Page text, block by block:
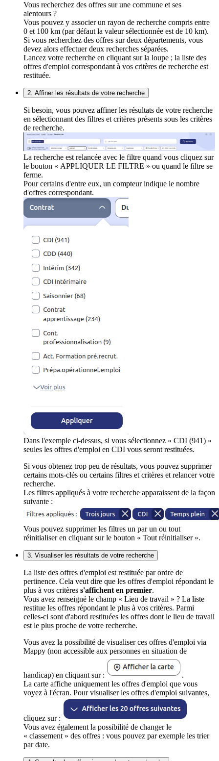
Vous recherchez des offres sur une commune et ses
alentours ?
Vous pouvez y associer un rayon de recherche compris entre
0 et 100 km (par défaut la valeur sélectionnée est de 10 km).
Si vous recherchez des offres sur deux départements, vous
devez alors effectuer deux recherches séparées.
Lancez votre recherche en cliquant sur la loupe ; la liste des
offres d'emploi correspondant à vos critères de recherche est
restituée.
2. Affiner les résultats de votre recherche
Si besoin, vous pouvez affiner les résultats de votre recherche
en sélectionnant des filtres et critères présents sous les critères
de recherche.
La recherche est relancée avec le filtre quand vous cliquez sur
le bouton « APPLIQUER LE FILTRE » ou quand le filtre se
ferme.
Pour certains d'entre eux, un compteur indique le nombre
d'offres correspondant.
Dans l'exemple ci-dessus, si vous sélectionnez « CDI (941) »
seules les offres d'emploi en CDI vous seront restituées.
Si vous obtenez trop peu de résultats, vous pouvez supprimer
certains mots-clés ou certains filtres et critères et relancer votre
recherche.
Les filtres appliqués à votre recherche apparaissent de la façon
suivante :
Vous pouvez supprimer les filtres un par un ou tout
réinitialiser en cliquant sur le bouton « Tout réinitialiser ».
3. Visualiser les résultats de votre recherche
La liste des offres d'emploi est restituée par ordre de
pertinence. Cela veut dire que les offres d'emploi répondant le
plus à vos critères s'affichent en premier.
Vous avez renseigné le champ « Lieu de travail » ? La liste
restitue les offres répondant le plus à vos critères. Parmi
celles-ci sont d'abord restituées les offres dont le lieu de travail
est le plus proche de votre recherche.
Vous avez la possibilité de visualiser ces offres d'emploi via
Mappy (non accessible aux personnes en situation de
handicap) en cliquant sur :
.
La carte affiche uniquement les offres d'emploi que vous
voyez à l'écran. Pour visualiser les offres d'emploi suivantes,
cliquez sur :
Vous avez également la possibilité de changer le
« classement » des offres : vous pouvez par exemple les trier
par date.